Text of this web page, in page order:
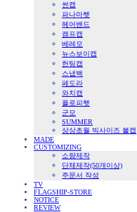
썬캡
파나마햇
헤어밴드
캠프캡
베레모
뉴스보이캡
헌팅캡
스냅백
페도라
와치캡
플로피햇
군모
SUMMER
상상초월 빅사이즈 볼캡
MADE
CUSTOMIZING
소량제작
단체제작(50개이상)
주문서 작성
TV
FLAGSHIP-STORE
NOTICE
REVIEW